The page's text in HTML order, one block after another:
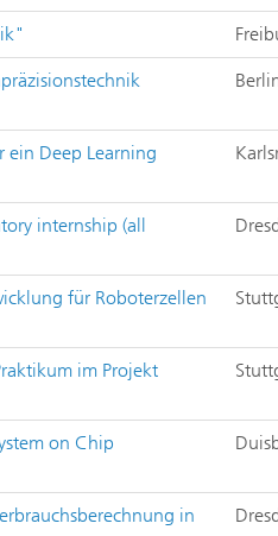
ein Deep Learning
internship (all
für Roboterzellen
im Projekt
on Chip
in